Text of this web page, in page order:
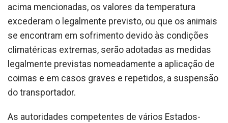
acima mencionadas, os valores da temperatura
excederam o legalmente previsto, ou que os animais
se encontram em sofrimento devido às condições
climatéricas extremas, serão adotadas as medidas
legalmente previstas nomeadamente a aplicação de
coimas e em casos graves e repetidos, a suspensão
do transportador.
As autoridades competentes de vários Estados-